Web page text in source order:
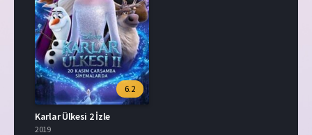
6.2
Karlar Ülkesi 2 İzle
2019